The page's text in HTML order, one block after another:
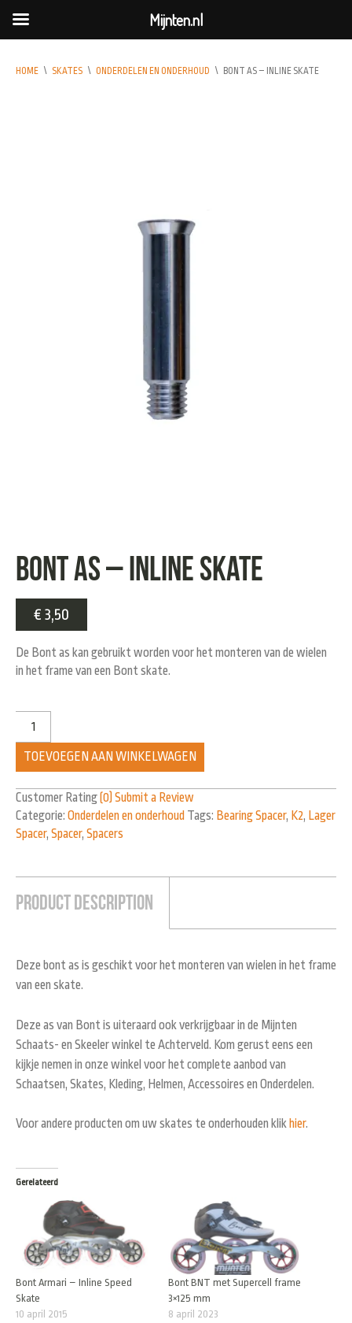
HOME \ SKATES \ ONDERDELEN EN ONDERHOUD \ BONT AS – INLINE SKATE
BONT AS – Inline Skate
€ 3,50
De Bont as kan gebruikt worden voor het monteren van de wielen
in het frame van een Bont skate.
TOEVOEGEN AAN WINKELWAGEN
Customer Rating(0) Submit a Review
Categorie: Onderdelen en onderhoud Tags: Bearing Spacer, K2, Lager
Spacer, Spacer, Spacers
Product Description
Deze bont as is geschikt voor het monteren van wielen in het frame
van een skate.
Deze as van Bont is uiteraard ook verkrijgbaar in de Mijnten
Schaats- en Skeeler winkel te Achterveld. Kom gerust eens een
kijkje nemen in onze winkel voor het complete aanbod van
Schaatsen, Skates, Kleding, Helmen, Accessoires en Onderdelen.
Voor andere producten om uw skates te onderhouden klik hier.
Gerelateerd
Bont Armari – Inline Speed
Skate
10 april 2015
Bont BNT met Supercell frame
3×125 mm
8 april 2023
Mijnten.nl